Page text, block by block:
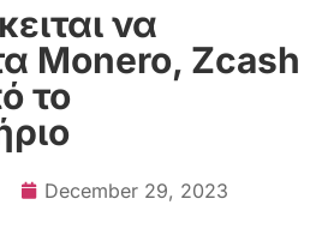
να
Monero, Zcash
το
December 29, 2023